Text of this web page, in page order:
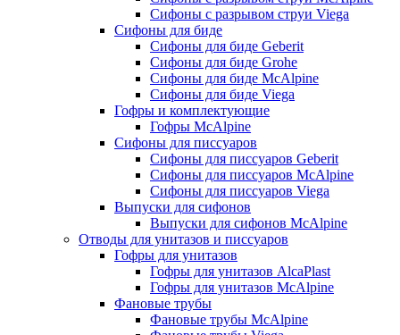
Сифоны с разрывом струи Viega
Сифоны для биде
Сифоны для биде Geberit
Сифоны для биде Grohe
Сифоны для биде McAlpine
Сифоны для биде Viega
Гофры и комплектующие
Гофры McAlpine
Сифоны для писсуаров
Сифоны для писсуаров Geberit
Сифоны для писсуаров McAlpine
Сифоны для писсуаров Viega
Выпуски для сифонов
Выпуски для сифонов McAlpine
Отводы для унитазов и писсуаров
Гофры для унитазов
Гофры для унитазов AlcaPlast
Гофры для унитазов McAlpine
Фановые трубы
Фановые трубы McAlpine